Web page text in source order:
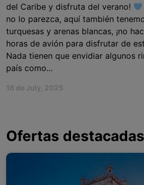
del Caribe y disfruta del verano!
no lo parezca, aquí también
turquesas y arenas blancas, ¡no
horas de avión para disfrutar de
Nada tienen que envidiar algunos
país como...
16 de July, 2025
Ofertas destacadas